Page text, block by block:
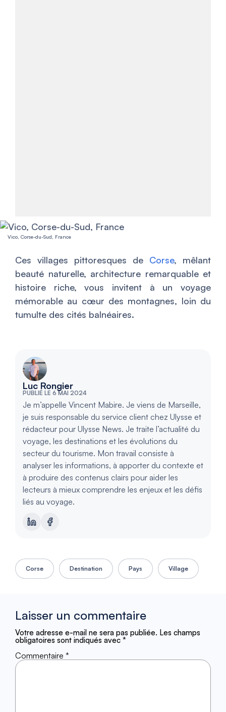
Vico, Corse-du-Sud, France
Ces villages pittoresques de Corse, mêlant
beauté naturelle, architecture remarquable et
histoire riche, vous invitent à un voyage
mémorable au cœur des montagnes, loin du
tumulte des cités balnéaires.
Luc Rongier
PUBLIÉ LE 6 MAI 2024
Je m’appelle Vincent Mabire. Je viens de Marseille,
je suis responsable du service client chez Ulysse et
rédacteur pour Ulysse News. Je traite l’actualité du
voyage, les destinations et les évolutions du
secteur du tourisme. Mon travail consiste à
analyser les informations, à apporter du contexte et
à produire des contenus clairs pour aider les
lecteurs à mieux comprendre les enjeux et les défis
liés au voyage.
Corse Destination Pays Village
Laisser un commentaire
Votre adresse e-mail ne sera pas publiée. Les champs
obligatoires sont indiqués avec *
Commentaire *